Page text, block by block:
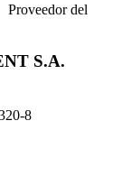
Proveedor del
S.A.
8